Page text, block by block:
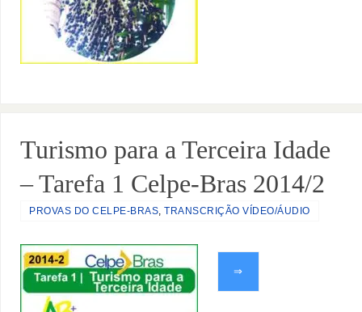
Turismo para a Terceira Idade
– Tarefa 1 Celpe-Bras 2014/2
PROVAS DO CELPE-BRAS,TRANSCRIÇÃO VÍDEO/ÁUDIO
⇒